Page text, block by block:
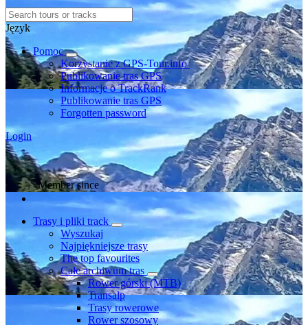
Język
Pomoc
Korzystanie z GPS-Tour.info
Publikowanie tras GPS
Informacje o TrackRank
Publikowanie tras GPS
Forgotten password
Login
Member since
Trasy i pliki track
Wyszukaj
Najpiękniejsze trasy
The top favourites
Całe archiwum tras
Rower górski (MTB)
Transalp
Trasy rowerowe
Rower szosowy